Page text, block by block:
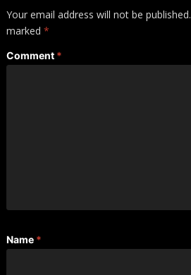
Your email address will not be published.
marked *
Comment *
Name *